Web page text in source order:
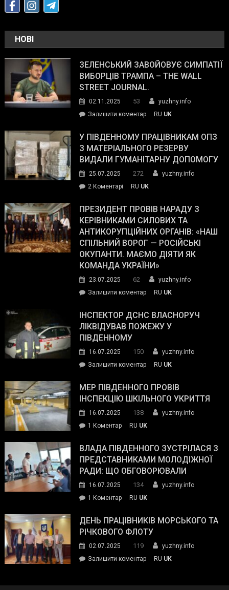
НОВІ
ЗЕЛЕНСЬКИЙ ЗАВОЙОВУЄ СИМПАТІЇ
ВИБОРЦІВ ТРАМПА – THE WALL
STREET JOURNAL.
02.11.2025 53
yuzhny.info
Залишити коментарon
завойовує
симпатії
виборців
The
Street
Journal.
RU UK
У ПІВДЕННОМУ ПРАЦІВНИКАМ ОПЗ
З МАТЕРІАЛЬНОГО РЕЗЕРВУ
ВИДАЛИ ГУМАНІТАРНУ ДОПОМОГУ
25.07.2025 272
yuzhny.info
2 Коментарі
Південному
працівникам
ОПЗ
з
матеріального
резерву
гуманітарну
допомогу
RU UK
ПРЕЗИДЕНТ ПРОВІВ НАРАДУ З
КЕРІВНИКАМИ СИЛОВИХ ТА
АНТИКОРУПЦІЙНИХ ОРГАНІВ: «НАШ
СПІЛЬНИЙ ВОРОГ — РОСІЙСЬКІ
ОКУПАНТИ. МАЄМО ДІЯТИ ЯК
КОМАНДА УКРАЇНИ»
23.07.2025 62
yuzhny.info
Залишити коментарon
провів
нараду
силових
та
органів:
«Наш
спільний
окупанти.
Маємо
діяти
команда
RU UK
ІНСПЕКТОР ДСНС ВЛАСНОРУЧ
ЛІКВІДУВАВ ПОЖЕЖУ У
ПІВДЕННОМУ
16.07.2025 150
yuzhny.info
Залишити коментарon
ДСНС
власноруч
пожежу
у
RU UK
МЕР ПІВДЕННОГО ПРОВІВ
ІНСПЕКЦІЮ ШКІЛЬНОГО УКРИТТЯ
16.07.2025 138
yuzhny.info
1 Коментардо
Південного
провів
інспекцію
RU UK
ВЛАДА ПІВДЕННОГО ЗУСТРІЛАСЯ З
ПРЕДСТАВНИКАМИ МОЛОДІЖНОЇ
РАДИ: ЩО ОБГОВОРЮВАЛИ
16.07.2025 134
yuzhny.info
1 Коментардо
Південного
зустрілася
представниками
молодіжної
RU UK
ДЕНЬ ПРАЦІВНИКІВ МОРСЬКОГО ТА
РІЧКОВОГО ФЛОТУ
02.07.2025 119
yuzhny.info
Залишити коментарon
RU UK